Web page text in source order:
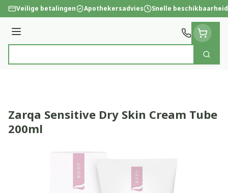
Ga naar de inhoud
Veilige betalingen Apothekersadvies Snelle beschikbaarheid
Menu
Zoek
Zarqa Sensitive Dry Skin Cream Tube
200ml